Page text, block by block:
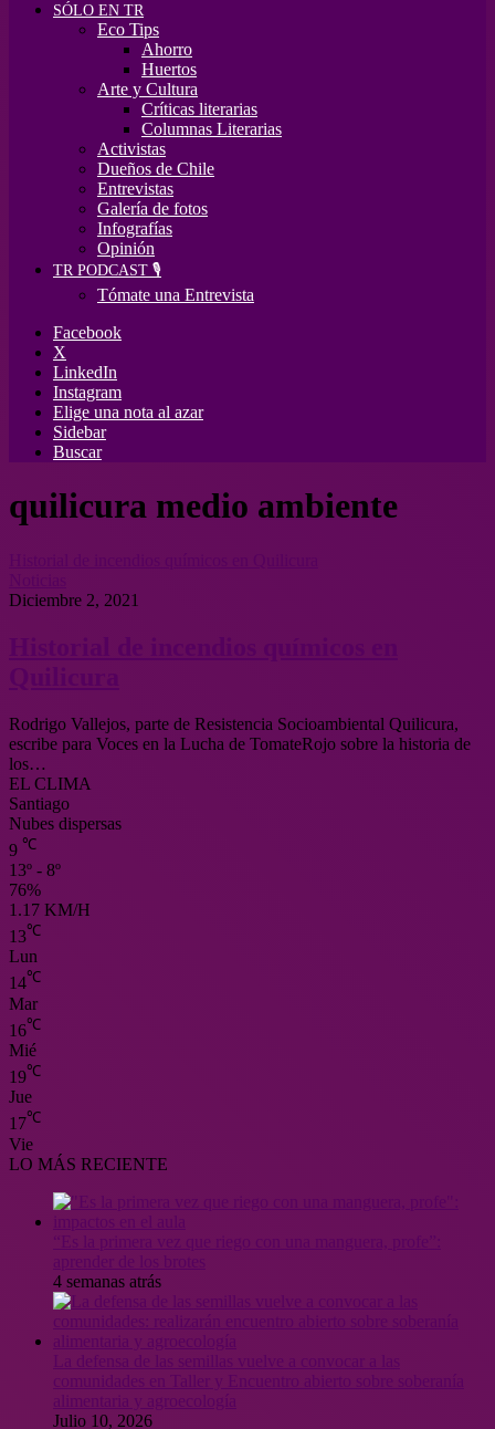
SÓLO EN TR
Eco Tips
Ahorro
Huertos
Arte y Cultura
Críticas literarias
Columnas Literarias
Activistas
Dueños de Chile
Entrevistas
Galería de fotos
Infografías
Opinión
TR PODCAST 🎙️
Tómate una Entrevista
Facebook
X
LinkedIn
Instagram
Elige una nota al azar
Sidebar
Buscar
quilicura medio ambiente
Diciembre 2, 2021
Rodrigo Vallejos, parte de Resistencia Socioambiental Quilicura,
escribe para Voces en la Lucha de TomateRojo sobre la historia de
los…
EL CLIMA
Santiago
Nubes dispersas
9 ℃
13º - 8º
76%
1.17 KM/H
13℃
Lun
14℃
Mar
16℃
Mié
19℃
Jue
17℃
Vie
LO MÁS RECIENTE
4 semanas atrás
Julio 10, 2026